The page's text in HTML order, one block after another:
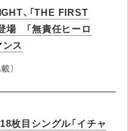
、「THE FIRST
場 「無責任ヒーロ
ス
）
枚目シングル「イチャ